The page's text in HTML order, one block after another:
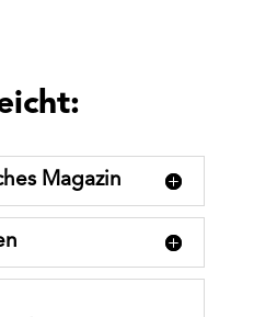
Magazin